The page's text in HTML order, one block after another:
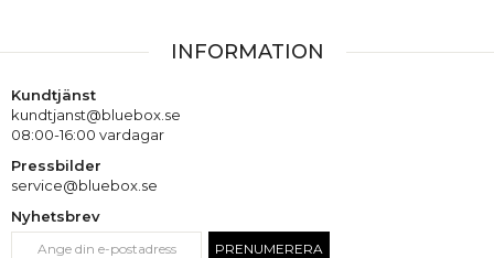
INFORMATION
Kundtjänst
kundtjanst@bluebox.se
08:00-16:00 vardagar
Pressbilder
service@bluebox.se
Nyhetsbrev
PRENUMERERA